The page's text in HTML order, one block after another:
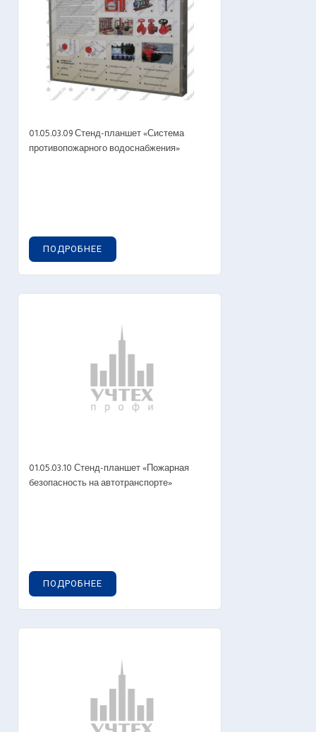
01.05.03.09 Стенд-планшет «Система
противопожарного водоснабжения»
ПОДРОБНЕЕ
01.05.03.10 Стенд-планшет «Пожарная
безопасность на автотранспорте»
ПОДРОБНЕЕ